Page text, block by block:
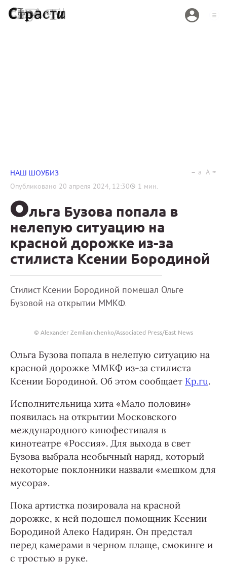
НАШ ШОУБИЗ
Опубликовано 20 апреля 2024, 12:30 1 мин.
a A
Ольга Бузова попала в
нелепую ситуацию на
красной дорожке из-за
стилиста Ксении Бородиной
Стилист Ксении Бородиной помешал Ольге
Бузовой на открытии ММКФ.
© Alexander Zemlianichenko/Associated Press/East News
Ольга Бузова попала в нелепую ситуацию на
красной дорожке ММКФ из-за стилиста
Ксении Бородиной. Об этом сообщает Kp.ru.
Исполнительница хита «Мало половин»
появилась на открытии Московского
международного кинофестиваля в
кинотеатре «Россия». Для выхода в свет
Бузова выбрала необычный наряд, который
некоторые поклонники назвали «мешком для
мусора».
Пока артистка позировала на красной
дорожке, к ней подошел помощник Ксении
Бородиной Алеко Надирян. Он предстал
перед камерами в черном плаще, смокинге и
с тростью в руке.